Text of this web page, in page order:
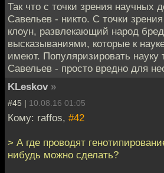
Так что с точки зрения научных
Савельев - никто. С точки
клоун, развлекающий народ
высказываниями, которые к
имеют. Популяризировать науку
Савельев - просто вредно для
KLeskov »
#45 | 10.08.16 01:05
Кому: raffos, #42
> А где проводят
нибудь можно сделать?